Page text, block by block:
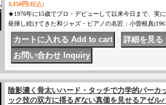
3,150円(税込)
★1976年に15歳でプロ・デビューして以来今日まで、実
発揮し続けてきた和ジャズ・ピアノの名匠：小曽根真
陰影濃く骨太いハード・タッチで力学的パーカ
ック技の双方に揺るぎない真価を見せるアゼ